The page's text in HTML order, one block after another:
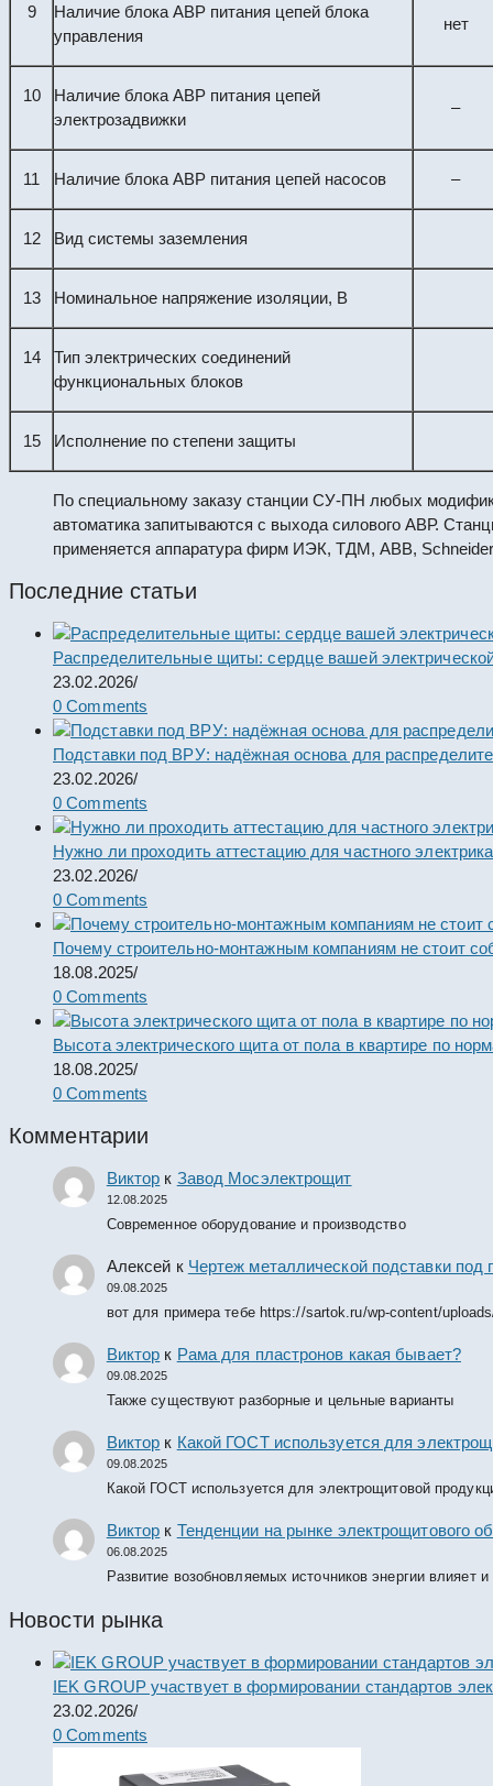
9
Наличие блока АВР питания цепей блока
управления
нет
10
Наличие блока АВР питания цепей
электрозадвижки
–
11 Наличие блока АВР питания цепей насосов –
12 Вид системы заземления
13 Номинальное напряжение изоляции, В
14
Тип электрических соединений
функциональных блоков
15 Исполнение по степени защиты
По специальному заказу станции СУ-ПН любых
автоматика запитываются с выхода силового АВР.
применяется аппаратура фирм ИЭК, ТДМ, ABB,
Последние статьи
Распределительные щиты: сердце вашей
23.02.2026/
0 Comments
Подставки под ВРУ: надёжная основа для
23.02.2026/
0 Comments
Нужно ли проходить аттестацию для частного
23.02.2026/
0 Comments
Почему строительно-монтажным компаниям не стоит
18.08.2025/
0 Comments
Высота электрического щита от пола в квартире по
18.08.2025/
0 Comments
Комментарии
Виктор к Завод Мосэлектрощит
12.08.2025
Современное оборудование и производство
Алексей к Чертеж металлической подставки
09.08.2025
вот для примера тебе https://sartok.ru/wp-content/
Виктор к Рама для пластронов какая бывает?
09.08.2025
Также существуют разборные и цельные варианты
Виктор к Какой ГОСТ используется для
09.08.2025
Какой ГОСТ используется для электрощитовой
Виктор к Тенденции на рынке электрощитового
06.08.2025
Развитие возобновляемых источников энергии влияет
Новости рынка
IEK GROUP участвует в формировании стандартов
23.02.2026/
0 Comments